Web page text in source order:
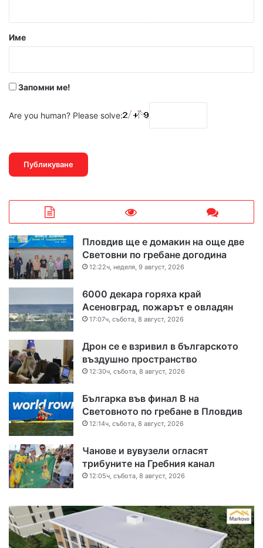
р
Име
Запомни ме!
Are you human? Please solve:
Пловдив ще е домакин на още две
Световни по гребане догодина
12:22ч, неделя, 9 август, 2026
6000 декара горяха край
Асеновград, пожарът е овладян
17:07ч, събота, 8 август, 2026
Дрон се е взривил в българското
въздушно пространство
12:30ч, събота, 8 август, 2026
Българка във финал B на
Световното по гребане в Пловдив
12:14ч, събота, 8 август, 2026
Чанове и вувузели огласят
трибуните на Гребния канал
12:05ч, събота, 8 август, 2026